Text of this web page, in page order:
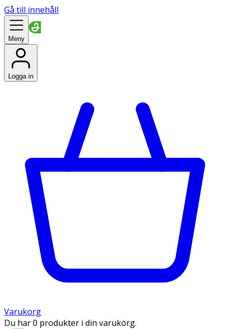
Gå till innehåll
Meny
Logga in
Varukorg
Du har 0 produkter i din varukorg.